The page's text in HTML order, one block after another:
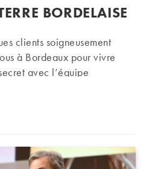
BORDELAISE
clients soigneusement
à Bordeaux pour vivre
avec l’équipe
Haut-Brion, Ogier, Yquem : dîners secrets